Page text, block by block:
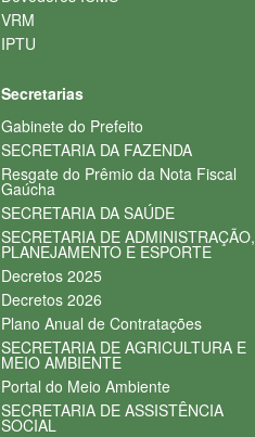
VRM
IPTU
Secretarias
Gabinete do Prefeito
SECRETARIA DA FAZENDA
Resgate do Prêmio da Nota Fiscal
Gaúcha
SECRETARIA DA SAÚDE
SECRETARIA DE ADMINISTRAÇÃO,
PLANEJAMENTO E ESPORTE
Decretos 2025
Decretos 2026
Plano Anual de Contratações
SECRETARIA DE AGRICULTURA E
MEIO AMBIENTE
Portal do Meio Ambiente
SECRETARIA DE ASSISTÊNCIA
SOCIAL